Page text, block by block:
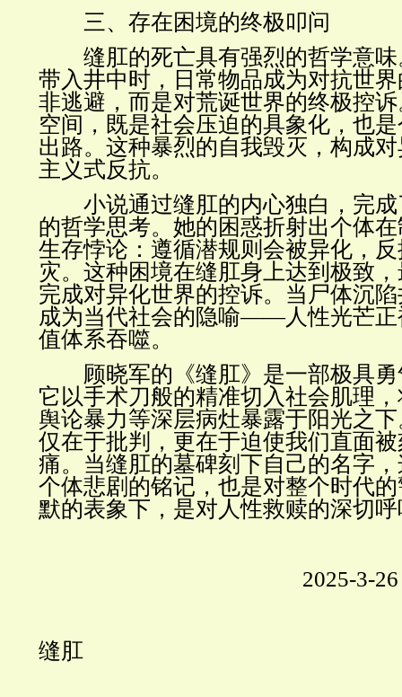
三、存在困境的终极叩问
缝肛的死亡具有强烈的哲学意味
带入井中时，日常物品成为对抗世
非逃避，而是对荒诞世界的终极控
空间，既是社会压迫的具象化，也
出路。这种暴烈的自我毁灭，构成
主义式反抗。
小说通过缝肛的内心独白，完成
的哲学思考。她的困惑折射出个体
生存悖论：遵循潜规则会被异化，
灾。这种困境在缝肛身上达到极致
完成对异化世界的控诉。当尸体沉
成为当代社会的隐喻——人性光芒
值体系吞噬。
顾晓军的《缝肛》是一部极具勇
它以手术刀般的精准切入社会肌理
舆论暴力等深层病灶暴露于阳光之
仅在于批判，更在于迫使我们直面
痛。当缝肛的墓碑刻下自己的名字
个体悲剧的铭记，也是对整个时代
默的表象下，是对人性救赎的深切
2025-3-26
缝肛